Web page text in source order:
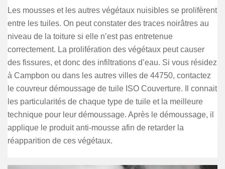
Les mousses et les autres végétaux nuisibles se prolifèrent
entre les tuiles. On peut constater des traces noirâtres au
niveau de la toiture si elle n’est pas entretenue
correctement. La prolifération des végétaux peut causer
des fissures, et donc des infiltrations d’eau. Si vous résidez
à Campbon ou dans les autres villes de 44750, contactez
le couvreur démoussage de tuile ISO Couverture. Il connait
les particularités de chaque type de tuile et la meilleure
technique pour leur démoussage. Après le démoussage, il
applique le produit anti-mousse afin de retarder la
réapparition de ces végétaux.